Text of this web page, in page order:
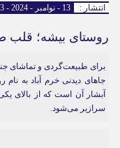
انتشار : 13 - نوامبر - 2024 - 13:03
روستای بیشه؛ قلب
برای طبیعت‌گردی و تماشای
جاهای دیدنی خرم آباد به
سرازیر می‌شود.